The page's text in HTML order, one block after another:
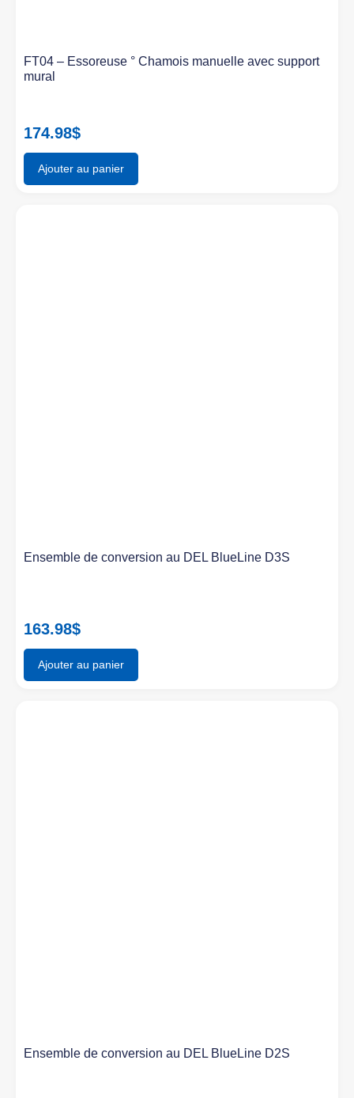
FT04 – Essoreuse ° Chamois manuelle avec support
mural
174.98$
Ajouter au panier
Ensemble de conversion au DEL BlueLine D3S
163.98$
Ajouter au panier
Ensemble de conversion au DEL BlueLine D2S